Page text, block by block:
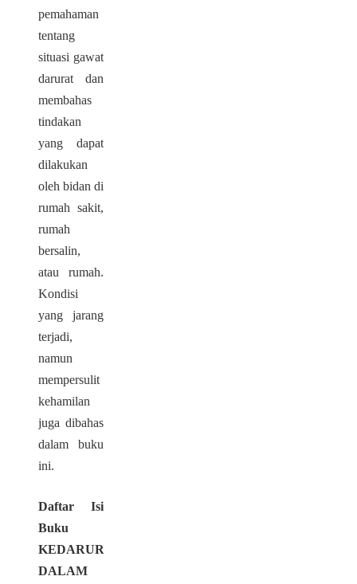
pemahaman
tentang
situasi gawat
darurat dan
membahas
tindakan
yang dapat
dilakukan
oleh bidan di
rumah sakit,
rumah
bersalin,
atau rumah.
Kondisi
yang jarang
terjadi,
namun
mempersulit
kehamilan
juga dibahas
dalam buku
ini.
Daftar Isi
Buku
KEDARURATAN
DALAM